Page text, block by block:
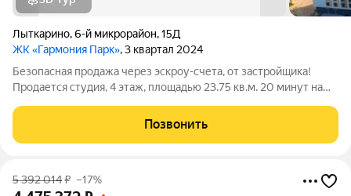
Лыткарино,6-й микрорайон,15Д
ЖК «Гармония Парк», 3 квартал 2024
Безопасная продажа через эскроу-счета, от застройщика!
Продается студия, 4 этаж, площадью 23.75 кв.м. 20 минут на
Дом комфорт-класса с продуманными планировочными
решениями и широким выбором
Позвонить
5 392 014₽ –17%